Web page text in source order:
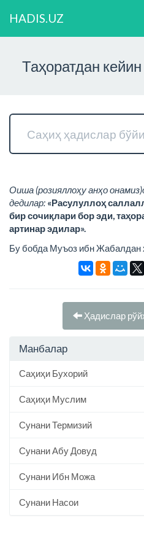
HADIS.UZ
Таҳоратдан
Оиша (розияллоҳу анҳо
дедилар: «Расулуллоҳ
бир сочиқлари бор эди,
артинар эдилар».
Бу бобда Муъоз ибн Жабалдан
Ҳадислар
Манбалар
Саҳиҳи Бухорий
Саҳиҳи Муслим
Сунани Термизий
Сунани Абу Довуд
Сунани Ибн Можа
Сунани Насои